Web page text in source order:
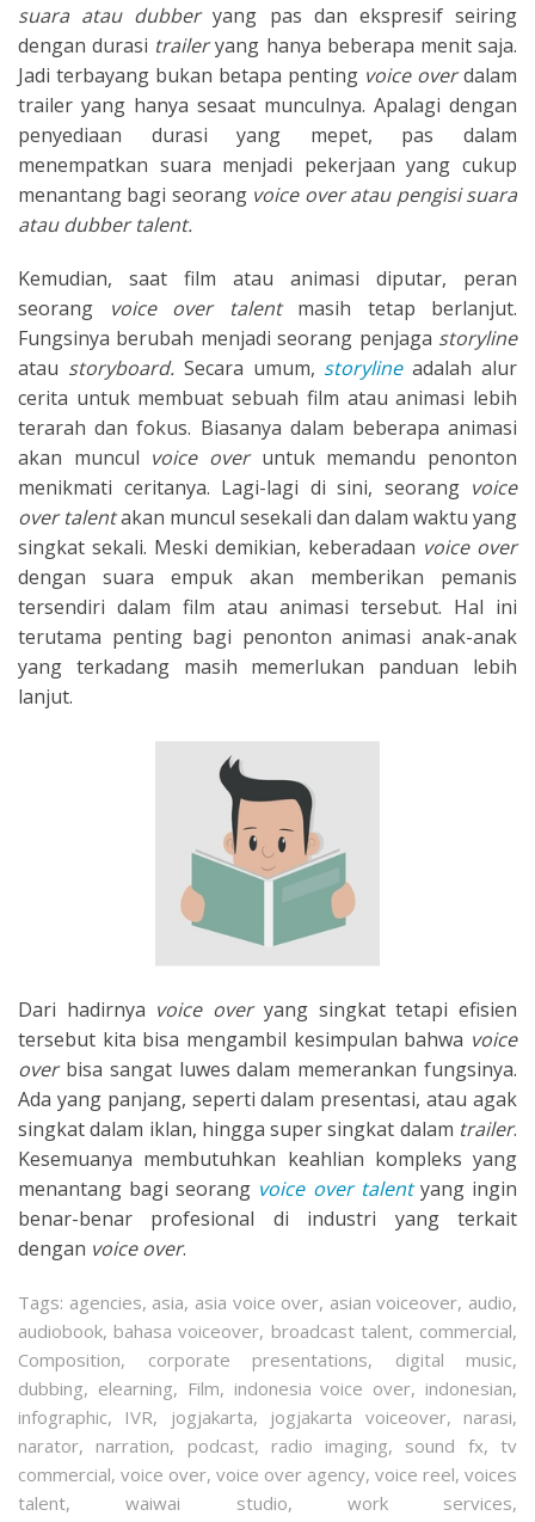
suara atau dubberyang pas dan ekspresif seiring
dengan durasi traileryang hanya beberapa menit saja.
Jadi terbayang bukan betapa penting voice overdalam
trailer yang hanya sesaat munculnya. Apalagi dengan
penyediaan durasi yang mepet, pas dalam
menempatkan suara menjadi pekerjaan yang cukup
menantang bagi seorang voice over atau pengisi suara
atau dubber talent.
Kemudian, saat film atau animasi diputar, peran
seorang
voice over talent masih tetap berlanjut.
Fungsinya berubah menjadi seorang penjaga storyline
atau storyboard.Secara umum, storylineadalah alur
cerita untuk membuat sebuah film atau animasi lebih
terarah dan fokus. Biasanya dalam beberapa animasi
akan muncul voice over untuk memandu penonton
menikmati ceritanya. Lagi-lagi di sini, seorang voice
over talentakan muncul sesekali dan dalam waktu yang
singkat sekali. Meski demikian, keberadaan voice over
dengan suara empuk akan memberikan pemanis
tersendiri dalam film atau animasi tersebut. Hal ini
terutama penting bagi penonton animasi anak-anak
yang terkadang masih memerlukan panduan lebih
lanjut.
Dari hadirnya voice over yang singkat tetapi efisien
tersebut kita bisa mengambil kesimpulan bahwa voice
over bisa sangat luwes dalam memerankan fungsinya.
Ada yang panjang, seperti dalam presentasi, atau agak
singkat dalam iklan, hingga super singkat dalam trailer.
Kesemuanya membutuhkan keahlian kompleks yang
menantang bagi seorang voice over talentyang ingin
benar-benar profesional di industri yang terkait
dengan voice over.
Tags: agencies, asia, asia voice over, asian voiceover, audio,
audiobook, bahasa voiceover, broadcast talent, commercial,
Composition, corporate presentations, digital music,
dubbing, elearning, Film, indonesia voice over, indonesian,
infographic, IVR, jogjakarta, jogjakarta voiceover, narasi,
narator, narration, podcast, radio imaging, sound fx,tv
commercial, voice over, voice over agency, voice reel, voices
talent,waiwai studio, work services,